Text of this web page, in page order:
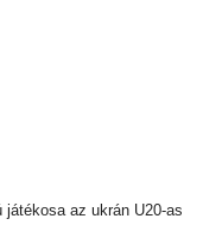
játékosa az ukrán U20-as